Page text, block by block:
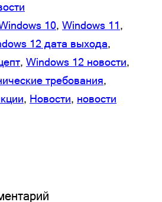
10, Windows 11
12 дата выхода
, Windows 12 новости
требования
, Новости, новости